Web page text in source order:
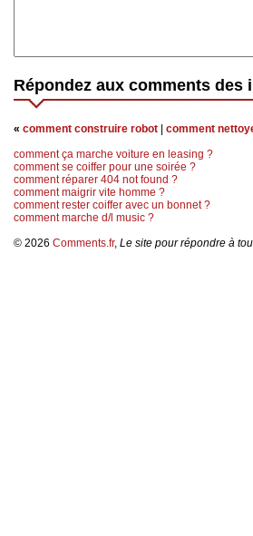
Répondez aux comments des
« comment construire robot comment
comment ça marche voiture en leasing ?
comment se coiffer pour une soirée ?
comment réparer 404 not found ?
comment maigrir vite homme ?
comment rester coiffer avec un bonnet ?
comment marche d/l music ?
© 2026 Comments.fr, Le site pour répondre à